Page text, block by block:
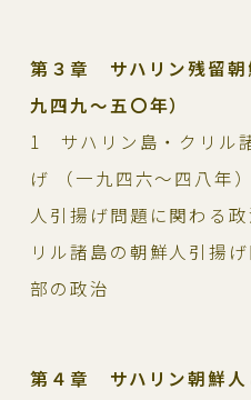
第３章 サハリン残留朝
九四九～五〇年）
1 サハリン島・クリル
げ （一九四六～四八年
人引揚げ問題に関わる
リル諸島の朝鮮人引揚
部の政治
第４章 サハリン朝鮮人